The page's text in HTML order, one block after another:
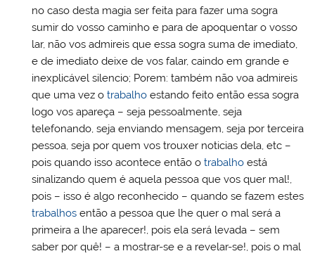
no caso desta magia ser feita para fazer uma sogra
sumir do vosso caminho e para de apoquentar o vosso
lar, não vos admireis que essa sogra suma de imediato,
e de imediato deixe de vos falar, caindo em grande e
inexplicável silencio; Porem: também não voa admireis
que uma vez otrabalho estando feito então essa sogra
logo vos apareça – seja pessoalmente, seja
telefonando, seja enviando mensagem, seja por terceira
pessoa, seja por quem vos trouxer noticias dela, etc –
pois quando isso acontece então otrabalho está
sinalizando quem é aquela pessoa que vos quer mal!,
pois – isso é algo reconhecido – quando se fazem estes
trabalhos então a pessoa que lhe quer o mal será a
primeira a lhe aparecer!, pois ela será levada – sem
saber por quê! – a mostrar-se e a revelar-se!, pois o mal